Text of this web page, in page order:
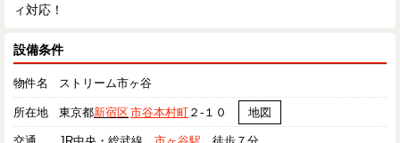
ィ対応！
設備条件
物件名 ストリーム市ヶ谷
所在地 東京都新宿区市谷本村町 ２-１０ 地図